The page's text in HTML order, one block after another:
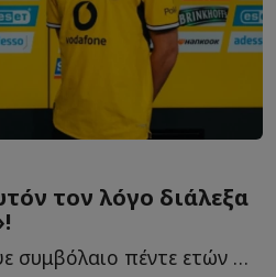
τον λόγο διάλεξα
Ο Καρέτσας υπέγραψε συμβόλαιο πέντε ετών με τον γερμανικό σ...